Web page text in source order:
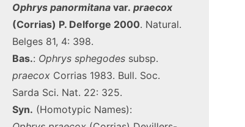
Ophrys panormitana var. praecox
(Corrias) P. Delforge 2000. Natural.
Belges 81, 4: 398.
Bas.: Ophrys sphegodes subsp.
praecox Corrias 1983. Bull. Soc.
Sarda Sci. Nat. 22: 325.
Syn. (Homotypic Names):